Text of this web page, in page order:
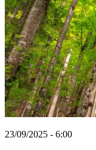
23/09/2025 - 6:00